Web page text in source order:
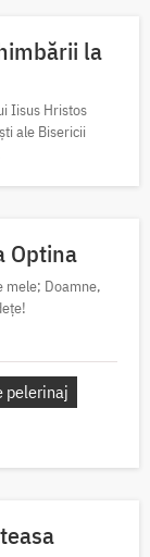
la
Iisus Hristos
ale Bisericii
Optina
mele; Doamne,
pelerinaj